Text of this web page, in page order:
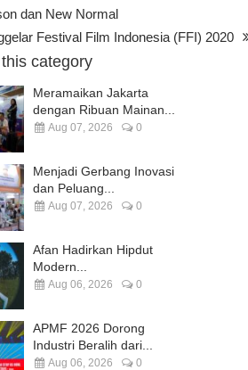
dan New Normal
Festival Film Indonesia (FFI) 2020
category
Meramaikan Jakarta
dengan Ribuan Mainan...
Aug 07, 2026 0
Menjadi Gerbang Inovasi
dan Peluang...
Aug 07, 2026 0
Afan Hadirkan Hipdut
Modern...
Aug 06, 2026 0
APMF 2026 Dorong
Industri Beralih dari...
Aug 06, 2026 0